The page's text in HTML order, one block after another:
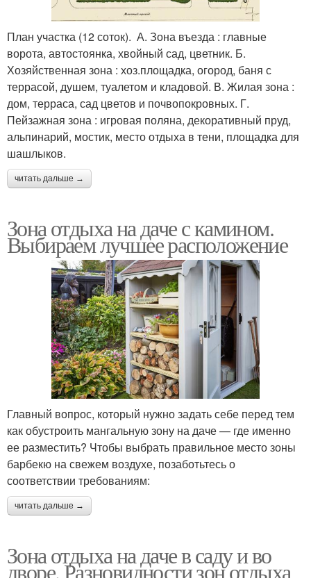
План участка (12 соток). А. Зона въезда : главные
ворота, автостоянка, хвойный сад, цветник. Б.
Хозяйственная зона : хоз.площадка, огород, баня с
террасой, душем, туалетом и кладовой. В. Жилая зона :
дом, терраса, сад цветов и почвопокровных. Г.
Пейзажная зона : игровая поляна, декоративный пруд,
альпинарий, мостик, место отдыха в тени, площадка для
шашлыков.
читать дальше →
Зона отдыха на даче с камином.
Выбираем лучшее расположение
Главный вопрос, который нужно задать себе перед тем
как обустроить мангальную зону на даче — где именно
ее разместить? Чтобы выбрать правильное место зоны
барбекю на свежем воздухе, позаботьтесь о
соответствии требованиям:
читать дальше →
Зона отдыха на даче в саду и во
дворе. Разновидности зон отдыха